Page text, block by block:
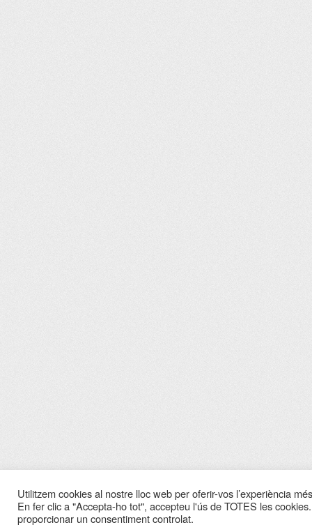
Utilitzem cookies al nostre lloc web per oferir-vos l’experiència
En fer clic a "Accepta-ho tot", accepteu l'ús de TOTES les
proporcionar un consentiment controlat.